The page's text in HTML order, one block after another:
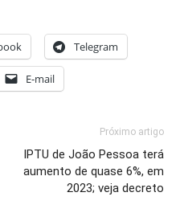
Telegram
E-mail
Próximo artigo
IPTU de João Pessoa terá
aumento de quase 6%, em
2023; veja decreto